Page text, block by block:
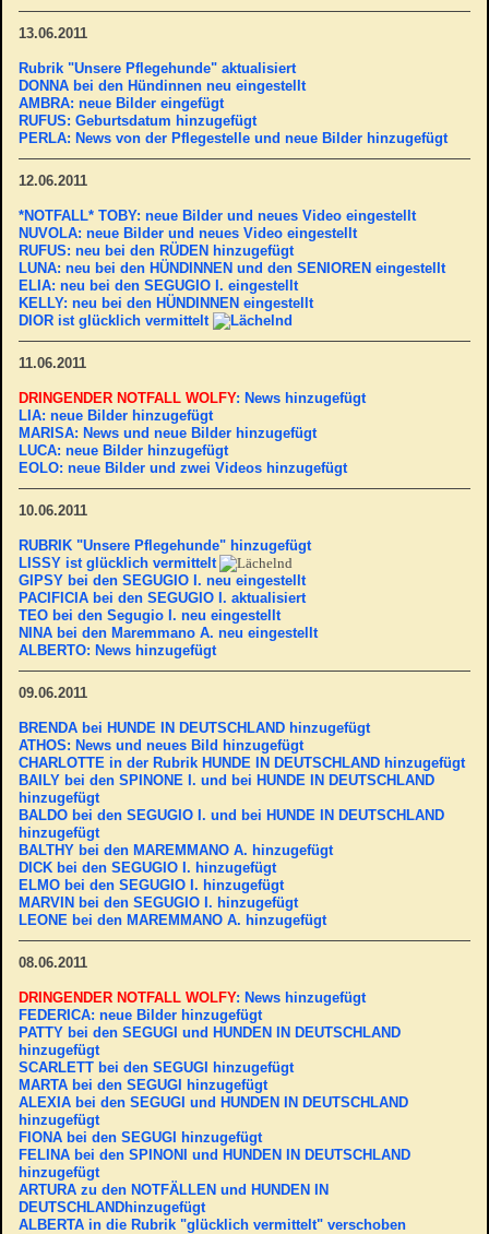
13.06.2011
Rubrik "Unsere Pflegehunde" aktualisiert
DONNA bei den Hündinnen neu eingestellt
AMBRA: neue Bilder eingefügt
RUFUS: Geburtsdatum hinzugefügt
PERLA: News von der Pflegestelle und neue Bilder hinzugefügt
12.06.2011
*NOTFALL* TOBY: neue Bilder und neues Video eingestellt
NUVOLA: neue Bilder und neues Video eingestellt
RUFUS: neu bei den RÜDEN hinzugefügt
LUNA: neu bei den HÜNDINNEN und den SENIOREN eingestellt
ELIA: neu bei den SEGUGIO I. eingestellt
KELLY: neu bei den HÜNDINNEN eingestellt
DIOR ist glücklich vermittelt
11.06.2011
DRINGENDER NOTFALL WOLFY: News hinzugefügt
LIA: neue Bilder hinzugefügt
MARISA: News und neue Bilder hinzugefügt
LUCA: neue Bilder hinzugefügt
EOLO: neue Bilder und zwei Videos hinzugefügt
10.06.2011
RUBRIK "Unsere Pflegehunde" hinzugefügt
LISSY ist glücklich vermittelt
GIPSY bei den SEGUGIO I. neu eingestellt
PACIFICIA bei den SEGUGIO I. aktualisiert
TEO bei den Segugio I. neu eingestellt
NINA bei den Maremmano A. neu eingestellt
ALBERTO: News hinzugefügt
09.06.2011
BRENDA bei HUNDE IN DEUTSCHLAND hinzugefügt
ATHOS: News und neues Bild hinzugefügt
CHARLOTTE in der Rubrik HUNDE IN DEUTSCHLAND hinzugefügt
BAILY bei den SPINONE I. und bei HUNDE IN DEUTSCHLAND
hinzugefügt
BALDO bei den SEGUGIO I. und bei HUNDE IN DEUTSCHLAND
hinzugefügt
BALTHY bei den MAREMMANO A. hinzugefügt
DICK bei den SEGUGIO I. hinzugefügt
ELMO bei den SEGUGIO I. hinzugefügt
MARVIN bei den SEGUGIO I. hinzugefügt
LEONE bei den MAREMMANO A. hinzugefügt
08.06.2011
DRINGENDER NOTFALL WOLFY: News hinzugefügt
FEDERICA: neue Bilder hinzugefügt
PATTY bei den SEGUGI und HUNDEN IN DEUTSCHLAND
hinzugefügt
SCARLETT bei den SEGUGI hinzugefügt
MARTA bei den SEGUGI hinzugefügt
ALEXIA bei den SEGUGI und HUNDEN IN DEUTSCHLAND
hinzugefügt
FIONA bei den SEGUGI hinzugefügt
FELINA bei den SPINONI und HUNDEN IN DEUTSCHLAND
hinzugefügt
ARTURA zu den NOTFÄLLEN und HUNDEN IN
DEUTSCHLANDhinzugefügt
ALBERTA in die Rubrik "glücklich vermittelt" verschoben